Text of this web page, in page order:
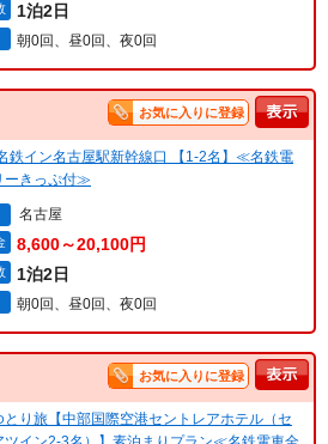
1泊2日
朝0回、昼0回、夜0回
お気に入りに登録
鉄イン名古屋駅新幹線口 【1-2名】≪名鉄電
ーきっぷ付≫
名古屋
8,600～20,100円
1泊2日
朝0回、昼0回、夜0回
お気に入りに登録
り旅【中部国際空港セントレアホテル（セ